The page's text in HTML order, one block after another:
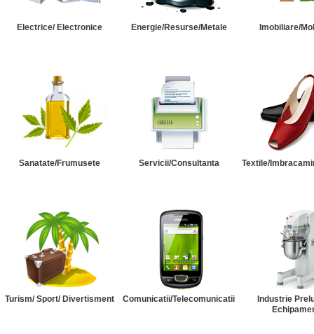
Electrice/ Electronice Energie/Resurse/Metale Imobiliare/
Sanatate/Frumusete Servicii/Consultanta Textile/
Turism/ Sport/ Divertisment Comunicatii/Telecomunicatii
Industrie